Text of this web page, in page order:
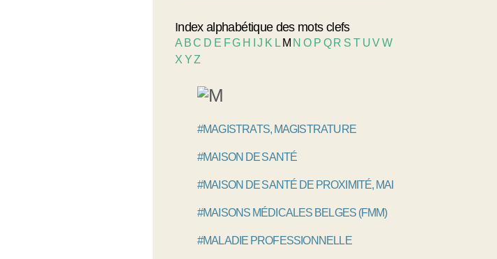
Index alphabétique des mots clefs
A BC D E FG H IJ K L M NO P Q R S T UVW
X YZ
#MAGISTRATS, MAGISTRATURE
#MAISON DE SANTÉ
#MAISON DE SANTÉ DE PROXIMITÉ, MAISON DE SANTÉ
#MAISONS MÉDICALES BELGES (FMM)
#MALADIE PROFESSIONNELLE